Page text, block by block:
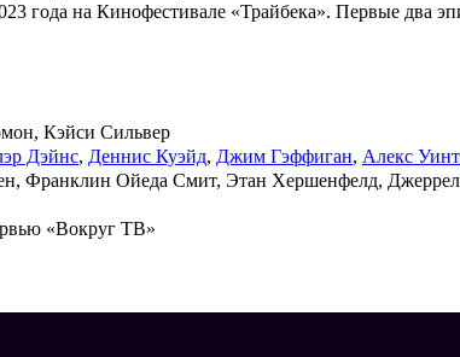
года на Кинофестивале «Трайбека». Первые два
Кэйси Сильвер
Дэйнс, Деннис Куэйд, Джим Гэффиган, Алекс
Франклин Ойеда Смит, Этан Хершенфелд,
«Вокруг ТВ»